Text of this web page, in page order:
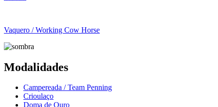
Vaquero / Working Cow Horse
Modalidades
Campereada / Team Penning
Crioulaço
Doma de Ouro